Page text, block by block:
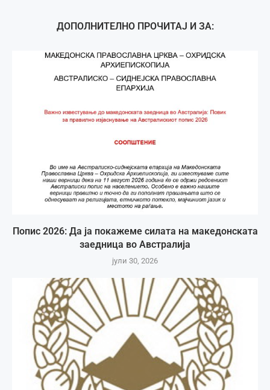
ДОПОЛНИТЕЛНО ПРОЧИТАЈ И ЗА:
Попис 2026: Да ја покажеме силата на македонската
заедница во Австралија
јули 30, 2026